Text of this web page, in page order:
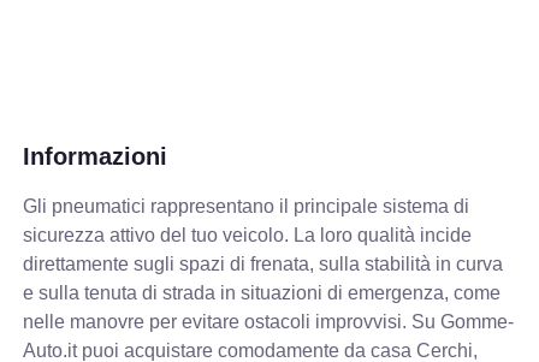
Informazioni
Gli pneumatici rappresentano il principale sistema di
sicurezza attivo del tuo veicolo. La loro qualità incide
direttamente sugli spazi di frenata, sulla stabilità in curva
e sulla tenuta di strada in situazioni di emergenza, come
nelle manovre per evitare ostacoli improvvisi. Su Gomme-
Auto.it puoi acquistare comodamente da casa Cerchi,